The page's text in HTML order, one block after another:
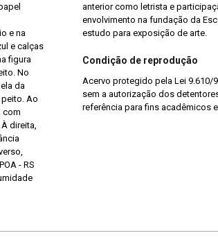
e na
e calças
figura
No
da
Ao
com
direita,
- RS
anterior como letrista e
envolvimento na fundação da
estudo para exposição de arte.
Condição de reprodução
Acervo protegido pela Lei 9.610/
sem a autorização dos
referência para fins acadêmicos